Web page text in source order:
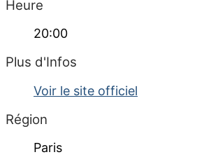
Heure
20:00
Plus d'Infos
Voir le site officiel
Région
Paris